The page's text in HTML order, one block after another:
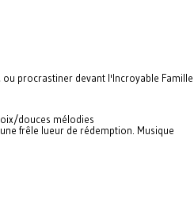
procrastiner devant l'Incroyable Famille
douces mélodies
frêle lueur de rédemption. Musique